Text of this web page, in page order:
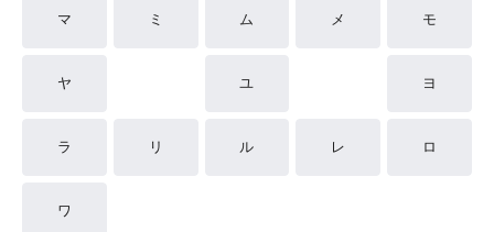
マ ミ ム メ モ
ヤ ユ ヨ
ラ リ ル レ ロ
ワ